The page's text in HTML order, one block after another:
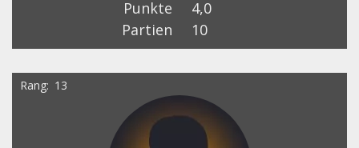
Punkte
4,0
Partien
10
Rang 13